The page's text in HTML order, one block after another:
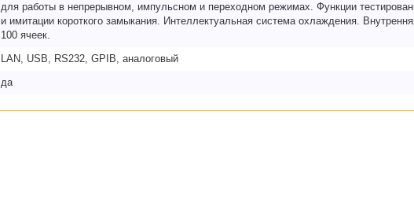
для работы в непрерывном, импульсном и переходном режимах. Функции
и имитации короткого замыкания. Интеллектуальная система охлаждения.
100 ячеек.
LAN, USB, RS232, GPIB, аналоговый
да